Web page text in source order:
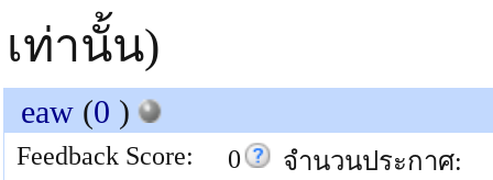
เท่านั้น)
eaw (0 )
Feedback Score:
0
จำนวนประกาศ: